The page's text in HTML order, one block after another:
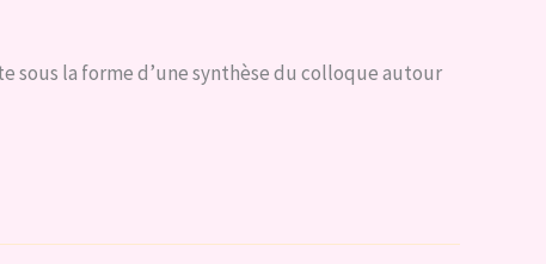
sous la forme d’une synthèse du colloque autour